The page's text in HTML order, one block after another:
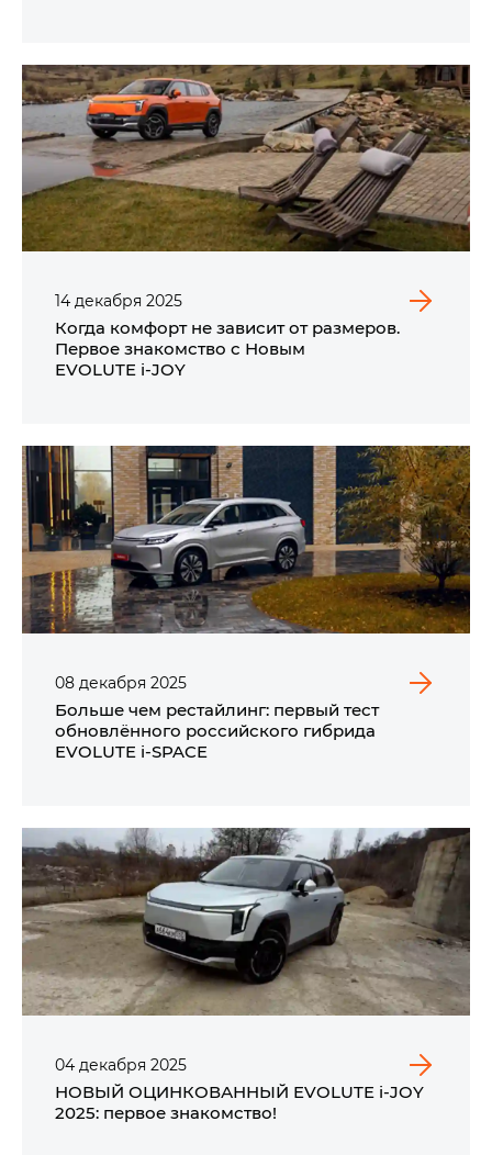
14 декабря 2025
Когда комфорт не зависит от размеров.
Первое знакомство с Новым
EVOLUTE i‑JOY
08 декабря 2025
Больше чем рестайлинг: первый тест
обновлённого российского гибрида
EVOLUTE i‑SPACE
04 декабря 2025
НОВЫЙ ОЦИНКОВАННЫЙ EVOLUTE i‑JOY
2025: первое знакомство!